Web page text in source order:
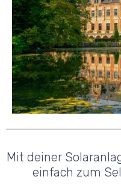
Mit deiner
einfach zum